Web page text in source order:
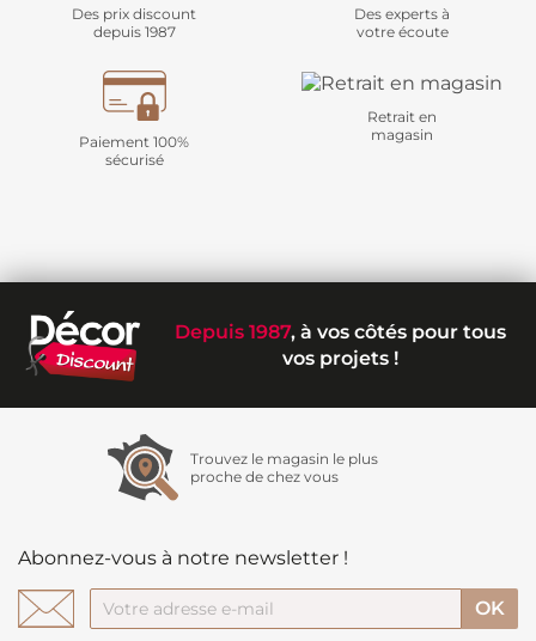
Des prix discount
depuis 1987
Des experts à
votre écoute
Paiement 100%
sécurisé
Retrait en
magasin
Depuis 1987, à vos côtés pour tous
vos projets !
Trouvez le magasin le plus
proche de chez vous
Abonnez-vous à notre newsletter !